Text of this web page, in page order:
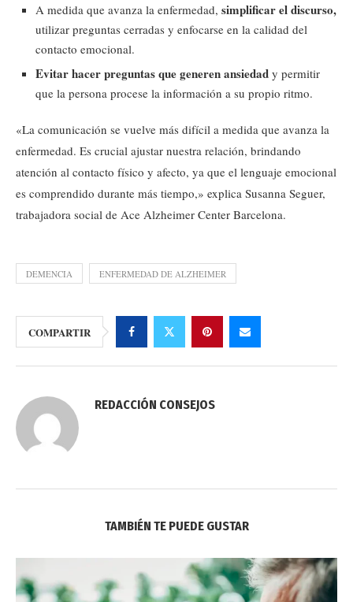
A medida que avanza la enfermedad, simplificar el discurso,
utilizar preguntas cerradas y enfocarse en la calidad del
contacto emocional.
Evitar hacer preguntas que generen ansiedad y permitir
que la persona procese la información a su propio ritmo.
«La comunicación se vuelve más difícil a medida que avanza la
enfermedad. Es crucial ajustar nuestra relación, brindando
atención al contacto físico y afecto, ya que el lenguaje emocional
es comprendido durante más tiempo,» explica Susanna Seguer,
trabajadora social de Ace Alzheimer Center Barcelona.
DEMENCIA ENFERMEDAD DE ALZHEIMER
COMPARTIR
REDACCIÓN CONSEJOS
TAMBIÉN TE PUEDE GUSTAR